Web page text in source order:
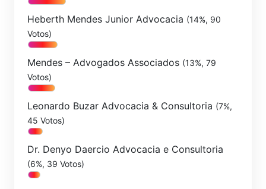
Heberth Mendes Junior Advocacia (14%, 90
Votos)
Mendes – Advogados Associados (13%, 79
Votos)
Leonardo Buzar Advocacia & Consultoria (7%,
45 Votos)
Dr. Denyo Daercio Advocacia e Consultoria
(6%, 39 Votos)